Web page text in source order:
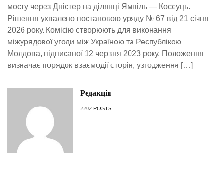
мосту через Дністер на ділянці Ямпіль — Косеуць.
Рішення ухвалено постановою уряду № 67 від 21 січня
2026 року. Комісію створюють для виконання
міжурядової угоди між Україною та Республікою
Молдова, підписаної 12 червня 2023 року. Положення
визначає порядок взаємодії сторін, узгодження […]
Редакція
2202 POSTS